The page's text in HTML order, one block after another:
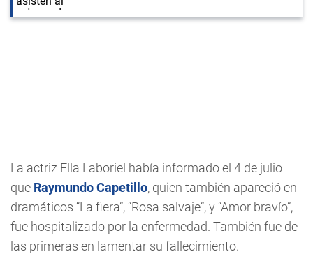
La actriz Ella Laboriel había informado el 4 de julio
que Raymundo Capetillo, quien también apareció en
dramáticos “La fiera”, “Rosa salvaje”, y “Amor bravío”,
fue hospitalizado por la enfermedad. También fue de
las primeras en lamentar su fallecimiento.